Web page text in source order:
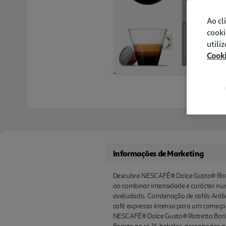
Informações de Marketing
Descubra NESCAFÉ® Dolce Gusto®
ao combinar intensidade e carácter
aveludado. Combinação de cafés
café expresso intenso para um
NESCAFÉ® Dolce Gusto® Ristretto
Ao